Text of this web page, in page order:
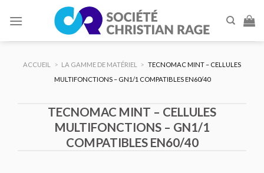
ACCUEIL > LA GAMME DE MATÉRIEL > TECNOMAC MINT – CELLULES
MULTIFONCTIONS – GN1/1 COMPATIBLES EN60/40
TECNOMAC MINT – CELLULES
MULTIFONCTIONS – GN1/1
COMPATIBLES EN60/40